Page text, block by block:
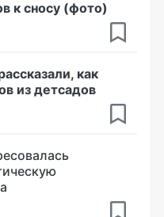
к сносу (фото)
как
из детсадов